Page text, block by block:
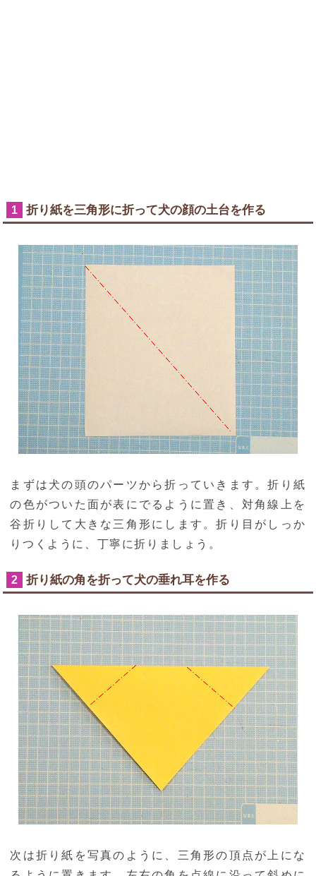
1 折り紙を三角形に折って犬の顔の土台を作る
まずは犬の頭のパーツから折っていきます。折り紙
の色がついた面が表にでるように置き、対角線上を
谷折りして大きな三角形にします。折り目がしっか
りつくように、丁寧に折りましょう。
2 折り紙の角を折って犬の垂れ耳を作る
次は折り紙を写真のように、三角形の頂点が上にな